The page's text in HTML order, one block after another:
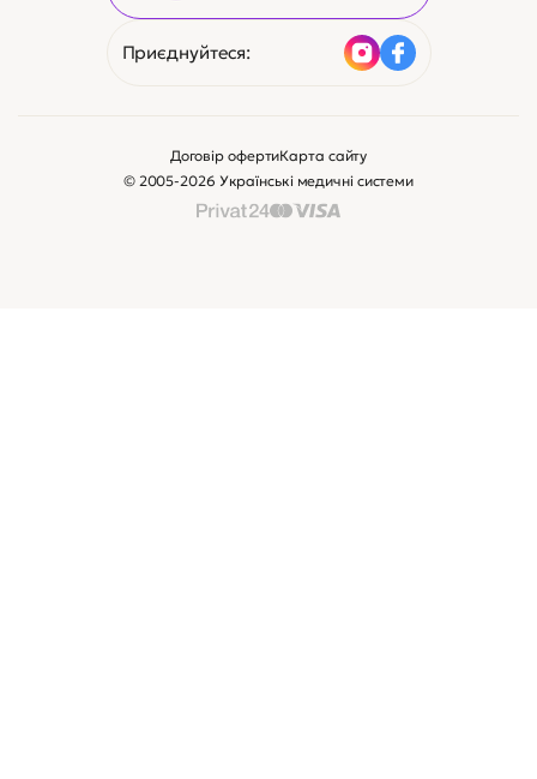
Приєднуйтеся:
© 2005-2026 Українські медичні системи
Договір офертиКарта сайту